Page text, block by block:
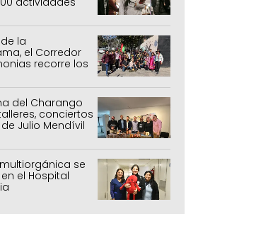
la
el Corredor
recorre los
del Charango
conciertos
Julio Mendívil
se
el Hospital